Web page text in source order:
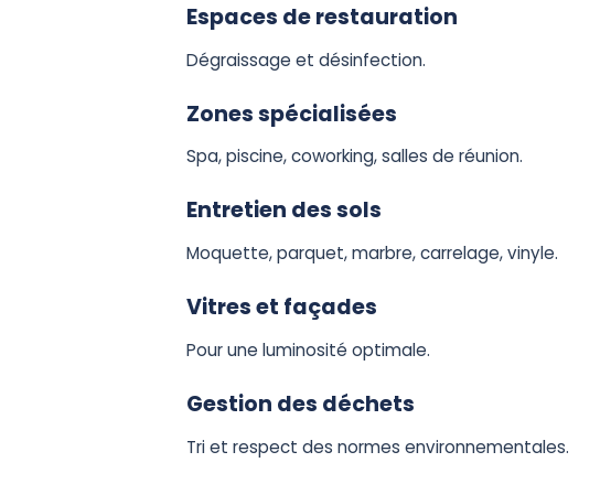
Espaces de restauration
Dégraissage et désinfection.
Zones spécialisées
Spa, piscine, coworking, salles de réunion.
Entretien des sols
Moquette, parquet, marbre, carrelage, vinyle.
Vitres et façades
Pour une luminosité optimale.
Gestion des déchets
Tri et respect des normes environnementales.